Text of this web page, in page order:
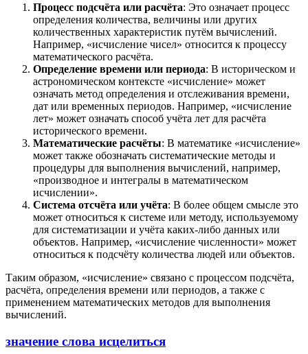
Процесс подсчёта или расчёта: Это означает процесс
определения количества, величины или других
количественных характеристик путём вычислений.
Например, «исчисление чисел» относится к процессу
математического расчёта.
Определение времени или периода: В историческом и
астрономическом контексте «исчисление» может
означать метод определения и отслеживания времени,
дат или временных периодов. Например, «исчисление
лет» может означать способ учёта лет для расчёта
исторического времени.
Математические расчёты: В математике «исчисление»
может также обозначать систематические методы и
процедуры для выполнения вычислений, например,
«производное и интегралы в математическом
исчислении».
Система отсчёта или учёта: В более общем смысле это
может относиться к системе или методу, используемому
для систематизации и учёта каких-либо данных или
объектов. Например, «исчисление численности» может
относиться к подсчёту количества людей или объектов.
Таким образом, «исчисление» связано с процессом подсчёта,
расчёта, определения времени или периодов, а также с
применением математических методов для выполнения
вычислений.
значение слова исцелиться